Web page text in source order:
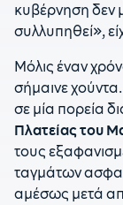
κυβέρνηση δεν
συλλυπηθεί»,
Μόλις έναν
σήμαινε
σε μία πορεία
Πλατείας του
τους
ταγμάτων
αμέσως μετά